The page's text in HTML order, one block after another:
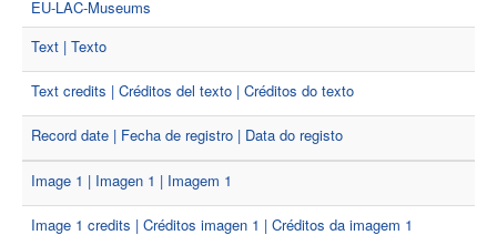
EU-LAC-Museums
Text | Texto
Text credits | Créditos del texto | Créditos do texto
Record date | Fecha de registro | Data do registo
Image 1 | Imagen 1 | Imagem 1
Image 1 credits | Créditos imagen 1 | Créditos da imagem 1